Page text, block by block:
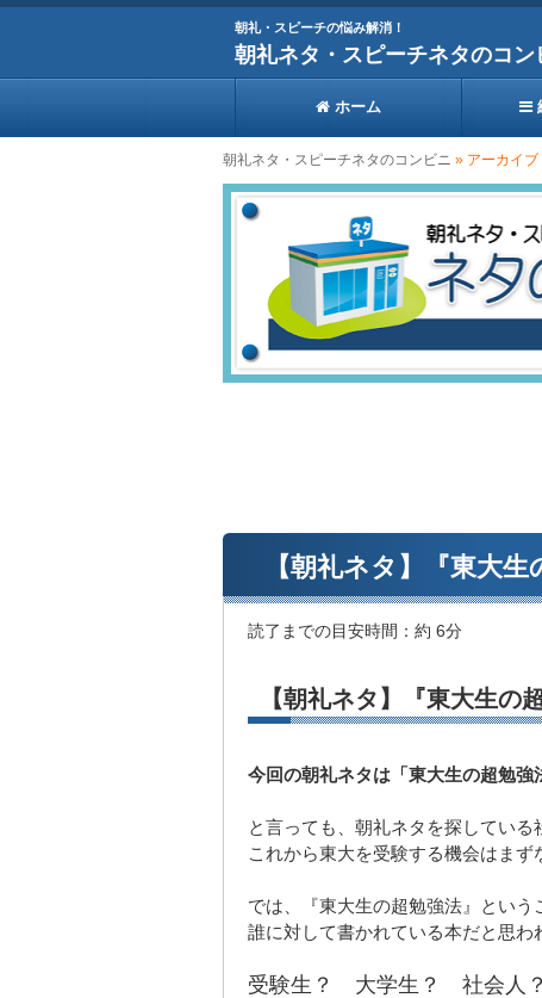
朝礼・スピーチの悩み解消！
朝礼ネタ・スピーチネタのコン
ホーム
朝礼ネタ・スピーチネタのコンビニ » アーカイブ
【朝礼ネタ】『東大
読了までの目安時間： 約 6分
【朝礼ネタ】『東大生の
今回の朝礼ネタは「東大生の超勉強
と言っても、朝礼ネタを探している
これから東大を受験する機会はまず
では、『東大生の超勉強法』という
誰に対して書かれている本だと思わ
受験生？ 大学生？ 社会人？